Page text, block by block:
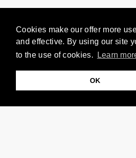
Cookies make our offer more
and effective. By using our site
to the use of cookies.
Learn
OK